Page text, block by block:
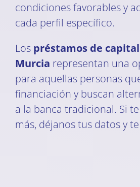
condiciones favorables y
cada perfil específico.
Lospréstamos de
Murcia representan una
para aquellas personas
financiación y buscan
a la banca tradicional. Si
más, déjanos tus datos y